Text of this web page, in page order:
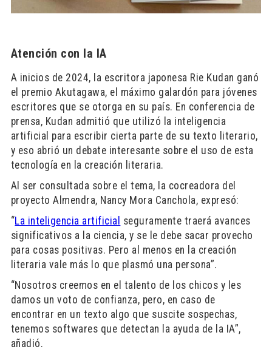
Atención con la IA
A inicios de 2024, la escritora japonesa Rie Kudan ganó
el premio Akutagawa, el máximo galardón para jóvenes
escritores que se otorga en su país. En conferencia de
prensa, Kudan admitió que utilizó la inteligencia
artificial para escribir cierta parte de su texto literario,
y eso abrió un debate interesante sobre el uso de esta
tecnología en la creación literaria.
Al ser consultada sobre el tema, la cocreadora del
proyecto Almendra, Nancy Mora Canchola, expresó:
“La inteligencia artificial seguramente traerá avances
significativos a la ciencia, y se le debe sacar provecho
para cosas positivas. Pero al menos en la creación
literaria vale más lo que plasmó una persona”.
“Nosotros creemos en el talento de los chicos y les
damos un voto de confianza, pero, en caso de
encontrar en un texto algo que suscite sospechas,
tenemos softwares que detectan la ayuda de la IA”,
añadió.